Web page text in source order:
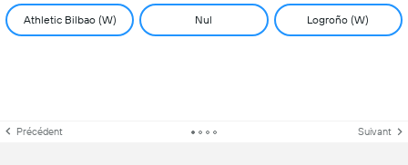
Athletic Bilbao (W) Nul Logroño (W)
Précédent Suivant